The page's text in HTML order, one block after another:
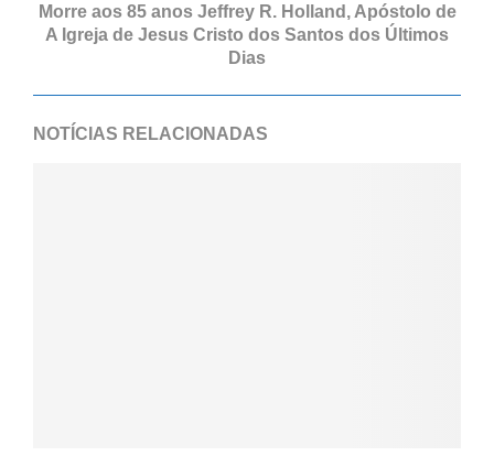
Morre aos 85 anos Jeffrey R. Holland, Apóstolo de
A Igreja de Jesus Cristo dos Santos dos Últimos
Dias
NOTÍCIAS RELACIONADAS